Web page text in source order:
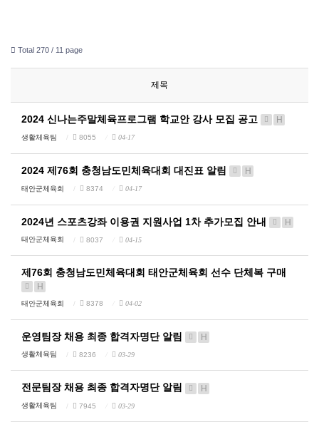
Total 270 / 11 page
제목
2024 신나는주말체육프로그램 학교안 강사 모집 공고 H
생활체육팀 8055 04-17
2024 제76회 충청남도민체육대회 대진표 알림 H
태안군체육회 8374 04-17
2024년 스포츠강좌 이용권 지원사업 1차 추가모집 안내 H
태안군체육회 8037 04-15
제76회 충청남도민체육대회 태안군체육회 선수 단체복 구매
H
태안군체육회 8378 04-02
운영팀장 채용 최종 합격자명단 알림 H
생활체육팀 8236 03-29
전문팀장 채용 최종 합격자명단 알림 H
생활체육팀 7945 03-29